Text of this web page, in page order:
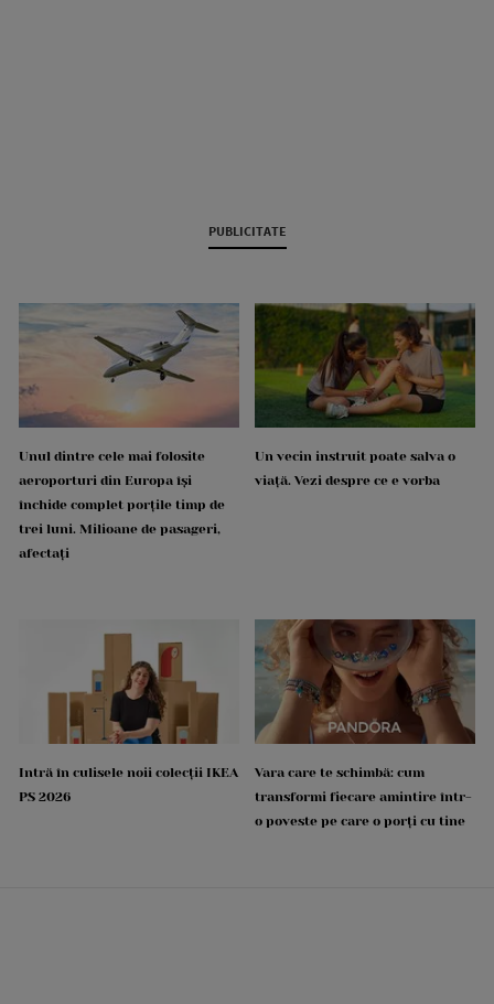
PUBLICITATE
Unul dintre cele mai folosite
aeroporturi din Europa își
închide complet porțile timp de
trei luni. Milioane de pasageri,
afectați
Un vecin instruit poate salva o
viață. Vezi despre ce e vorba
Intră în culisele noii colecții IKEA
PS 2026
Vara care te schimbă: cum
transformi fiecare amintire într-
o poveste pe care o porți cu tine